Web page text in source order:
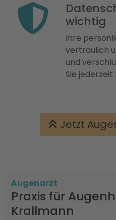
wichtig
Ihre
vertraulich
und
Sie
Jetzt
Augenarzt
Praxis für
Krallmann